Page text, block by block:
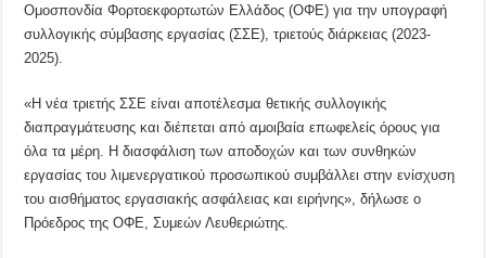
Ομοσπονδία Φορτοεκφορτωτών Ελλάδος (ΟΦΕ) για την υπογραφή
συλλογικής σύμβασης εργασίας (ΣΣΕ), τριετούς διάρκειας (2023-
2025).
«Η νέα τριετής ΣΣΕ είναι αποτέλεσμα θετικής συλλογικής
διαπραγμάτευσης και διέπεται από αμοιβαία επωφελείς όρους για
όλα τα μέρη. Η διασφάλιση των αποδοχών και των συνθηκών
εργασίας του λιμενεργατικού προσωπικού συμβάλλει στην ενίσχυση
του αισθήματος εργασιακής ασφάλειας και ειρήνης», δήλωσε ο
Πρόεδρος της ΟΦΕ, Συμεών Λευθεριώτης.